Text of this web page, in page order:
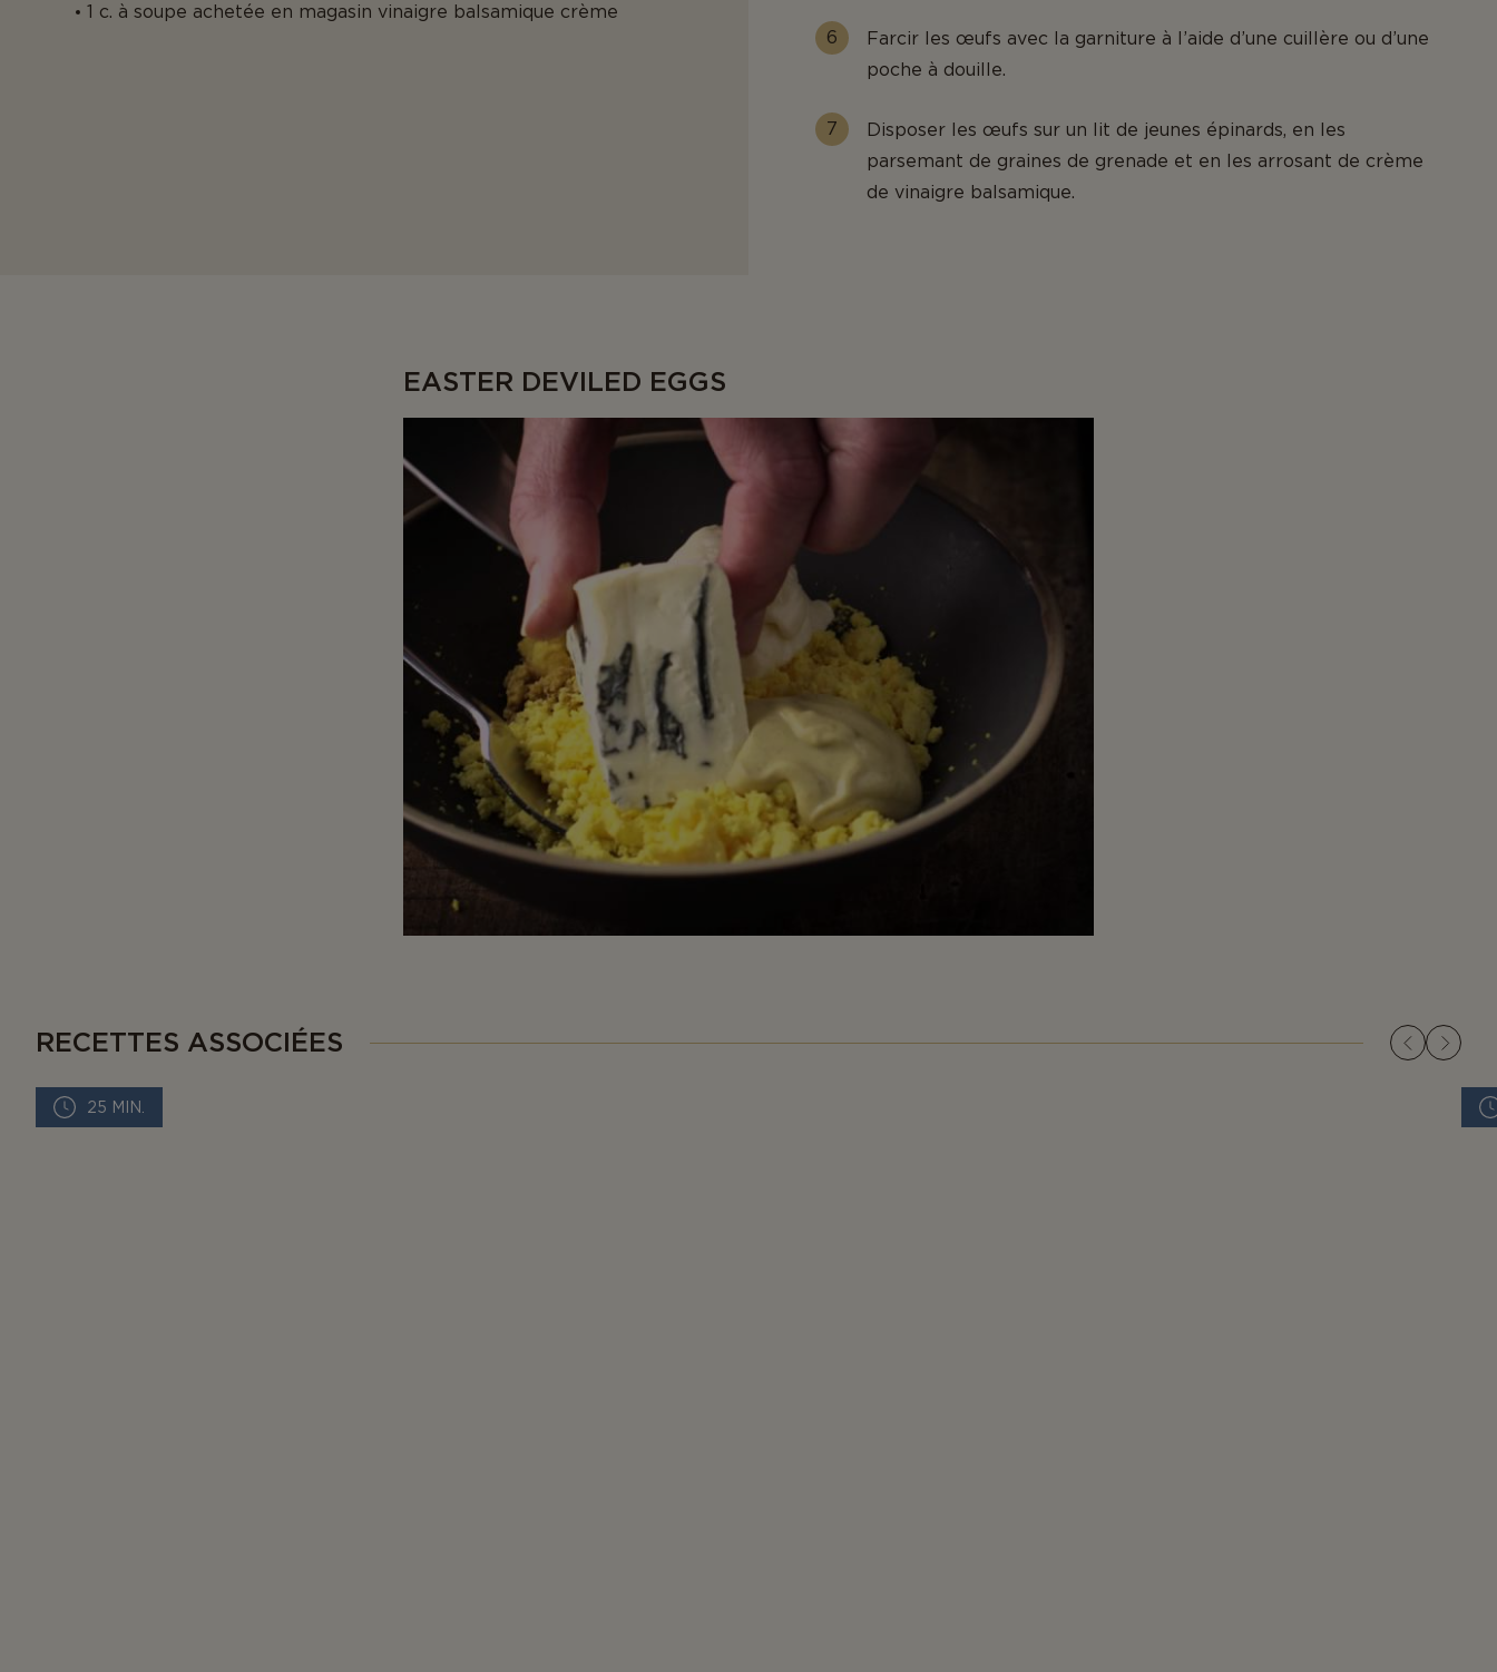
1 c. à soupe achetée en magasin vinaigre balsamique crème
Farcir les œufs avec la garniture à l’aide d’une cuillère ou d’une
poche à douille.
Disposer les œufs sur un lit de jeunes épinards, en les
parsemant de graines de grenade et en les arrosant de crème
de vinaigre balsamique.
EASTER DEVILED EGGS
RECETTES ASSOCIÉES
25 MIN.